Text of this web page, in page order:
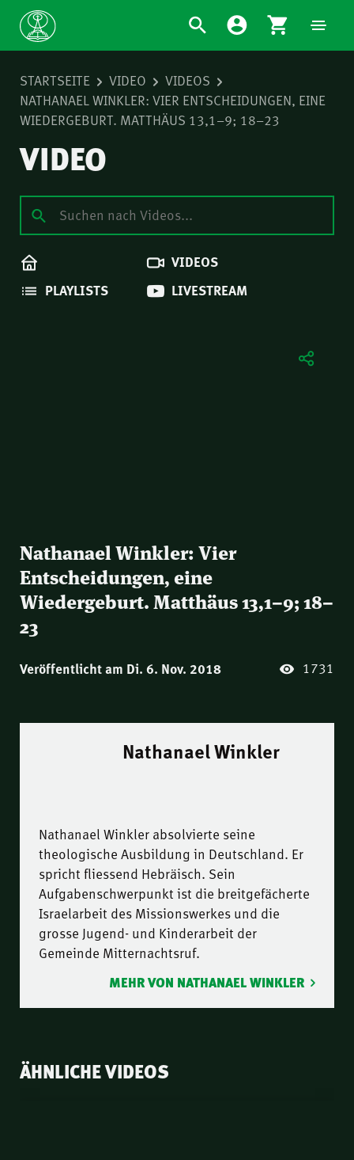
STARTSEITE VIDEO
VIDEOS
NATHANAEL WINKLER: VIER ENTSCHEIDUNGEN, EINE
WIEDERGEBURT. MATTHÄUS 13,1–9; 18–23
VIDEO
VIDEOS
PLAYLISTS
LIVESTREAM
Nathanael Winkler: Vier
Entscheidungen, eine
Wiedergeburt. Matthäus 13,1–9; 18–
23
Veröffentlicht am Di. 6. Nov. 2018 1731
Nathanael Winkler
Nathanael Winkler absolvierte seine
theologische Ausbildung in Deutschland. Er
spricht fliessend Hebräisch. Sein
Aufgabenschwerpunkt ist die breitgefächerte
Israelarbeit des Missionswerkes und die
grosse Jugend- und Kinderarbeit der
Gemeinde Mitternachtsruf.
MEHR VON NATHANAEL WINKLER
ÄHNLICHE VIDEOS